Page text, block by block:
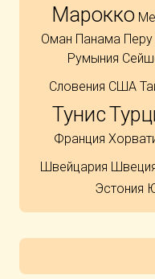
Марокко
Оман Панама Перу
Румыния
Словения США
Тунис
Франция
Швейцария
Эстония